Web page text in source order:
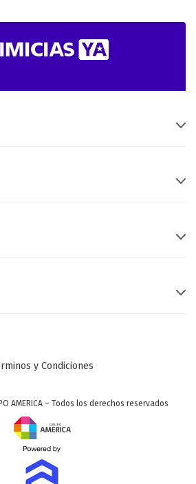
y Condiciones
AMERICA – Todos los derechos reservados